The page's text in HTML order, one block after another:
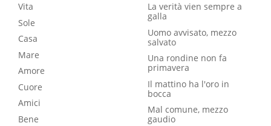
Vita
Sole
Casa
Mare
Amore
Cuore
Amici
Bene
La verità vien sempre a
galla
Uomo avvisato, mezzo
salvato
Una rondine non fa
primavera
Il mattino ha l'oro in
bocca
Mal comune, mezzo
gaudio